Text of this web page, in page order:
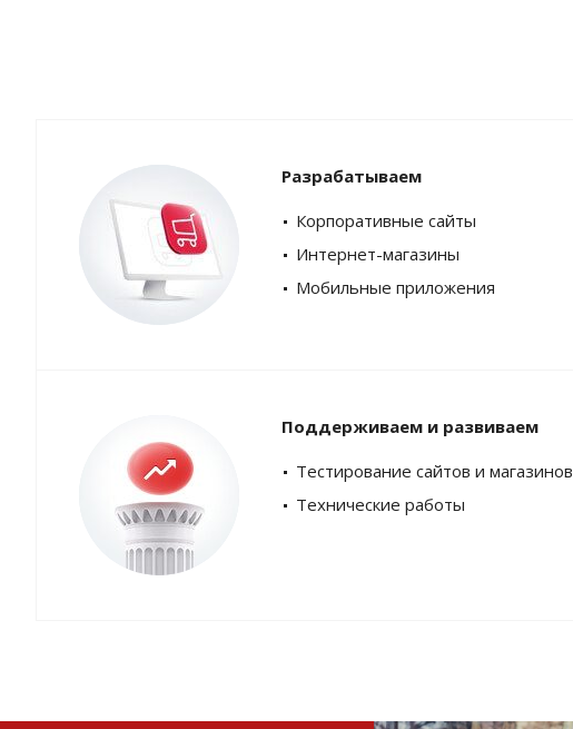
Разрабатываем
Корпоративные сайты
Интернет-магазины
Мобильные приложения
Поддерживаем и развиваем
Тестирование сайтов и магазинов
Технические работы